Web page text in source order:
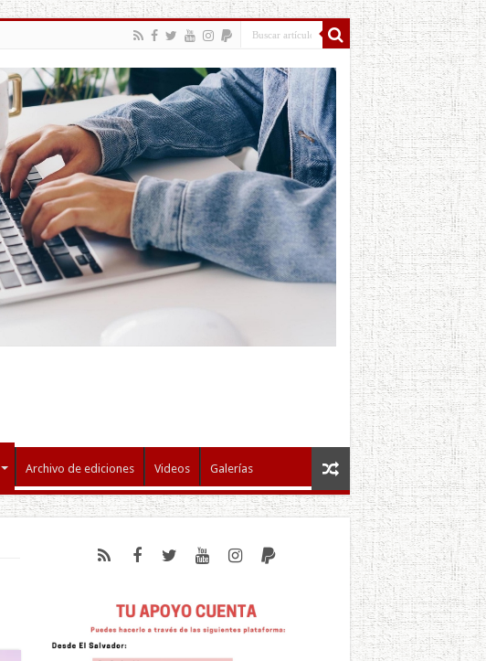
Archivo de ediciones Videos Galerías